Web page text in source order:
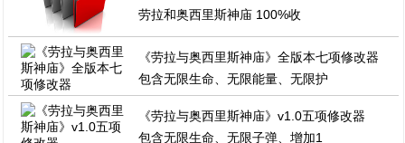
劳拉和奥西里斯神庙 100%收
《劳拉与奥西里斯神庙》全版本七项修改器
包含无限生命、无限能量、无限护
《劳拉与奥西里斯神庙》v1.0五项修改器
包含无限生命、无限子弹、增加1